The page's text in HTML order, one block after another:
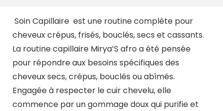
Soin Capillaire est une routine complète pour
cheveux crépus, frisés, bouclés, secs et cassants.
La routine capillaire Mirya’S afro a été pensée
pour répondre aux besoins spécifiques des
cheveux secs, crépus, bouclés ou abîmés.
Engagée à respecter le cuir chevelu, elle
commence par un gommage doux qui purifie et